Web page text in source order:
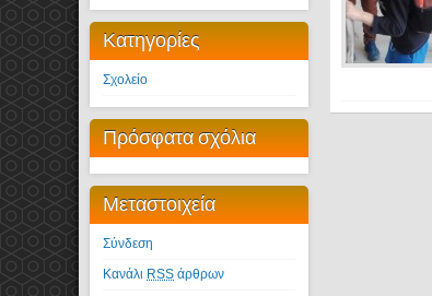
Κατηγορίες
Σχολείο
Πρόσφατα σχόλια
Μεταστοιχεία
Σύνδεση
Κανάλι RSS άρθρων